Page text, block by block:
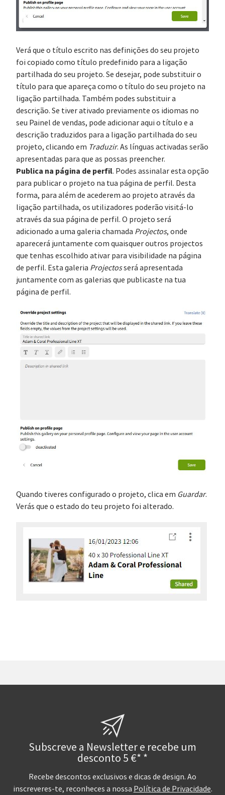
Verá que o título escrito nas definições do seu projeto
foi copiado como título predefinido para a ligação
partilhada do seu projeto. Se desejar, pode substituir o
título para que apareça como o título do seu projeto na
ligação partilhada. Também podes substituir a
descrição. Se tiver ativado previamente os idiomas no
seu Painel de vendas, pode adicionar aqui o título e a
descrição traduzidos para a ligação partilhada do seu
projeto, clicando em Traduzir. As línguas activadas serão
apresentadas para que as possas preencher.
Publica na página de perfil. Podes assinalar esta opção
para publicar o projeto na tua página de perfil. Desta
forma, para além de acederem ao projeto através da
ligação partilhada, os utilizadores poderão visitá-lo
através da sua página de perfil. O projeto será
adicionado a uma galeria chamada Projectos, onde
aparecerá juntamente com quaisquer outros projectos
que tenhas escolhido ativar para visibilidade na página
de perfil. Esta galeria Projectosserá apresentada
juntamente com as galerias que publicaste na tua
página de perfil.
Quando tiveres configurado o projeto, clica em Guardar.
Verás que o estado do teu projeto foi alterado.
Subscreve a Newsletter e recebe um
desconto 5 €* *
Recebe descontos exclusivos e dicas de design. Ao
inscreveres-te, reconheces a nossa Política de Privacidade.